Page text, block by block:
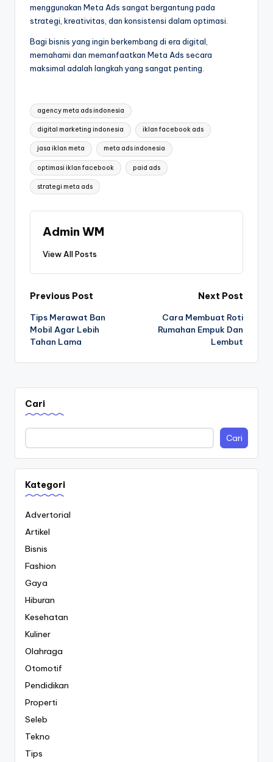
menggunakan Meta Ads sangat bergantung pada
strategi, kreativitas, dan konsistensi dalam optimasi.
Bagi bisnis yang ingin berkembang di era digital,
memahami dan memanfaatkan Meta Ads secara
maksimal adalah langkah yang sangat penting.
Tags:
agency meta ads indonesia
digital marketing indonesia iklan facebook ads
jasa iklan meta meta ads indonesia
optimasi iklan facebook paid ads
strategi meta ads
Admin WM
View All Posts
Post
navigation
Previous Post
Tips Merawat Ban
Mobil Agar Lebih
Tahan Lama
Next Post
Cara Membuat Roti
Rumahan Empuk Dan
Lembut
Cari
Cari
Kategori
Advertorial
Artikel
Bisnis
Fashion
Gaya
Hiburan
Kesehatan
Kuliner
Olahraga
Otomotif
Pendidikan
Properti
Seleb
Tekno
Tips